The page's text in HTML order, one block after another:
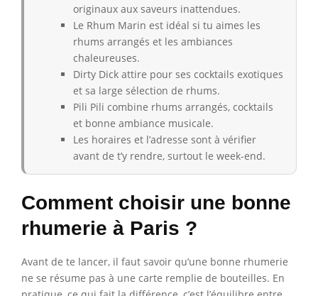
originaux aux saveurs inattendues.
Le Rhum Marin est idéal si tu aimes les
rhums arrangés et les ambiances
chaleureuses.
Dirty Dick attire pour ses cocktails exotiques
et sa large sélection de rhums.
Pili Pili combine rhums arrangés, cocktails
et bonne ambiance musicale.
Les horaires et l’adresse sont à vérifier
avant de t’y rendre, surtout le week-end.
Comment choisir une bonne
rhumerie à Paris ?
Avant de te lancer, il faut savoir qu’une bonne rhumerie
ne se résume pas à une carte remplie de bouteilles. En